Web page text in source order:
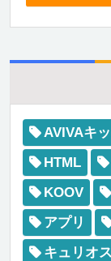
AVIVAキ
HTML
KOOV
アプリ
キュリオ